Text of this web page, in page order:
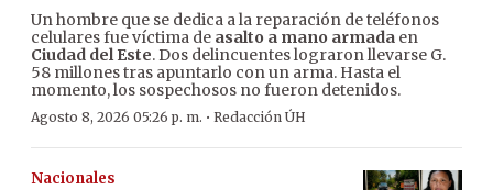
Un hombre que se dedica a la reparación de teléfonos
celulares fue víctima de asalto a mano armada en
Ciudad del Este. Dos delincuentes lograron llevarse G.
58 millones tras apuntarlo con un arma. Hasta el
momento, los sospechosos no fueron detenidos.
Agosto 8, 2026 05:26 p. m. · Redacción ÚH
Nacionales